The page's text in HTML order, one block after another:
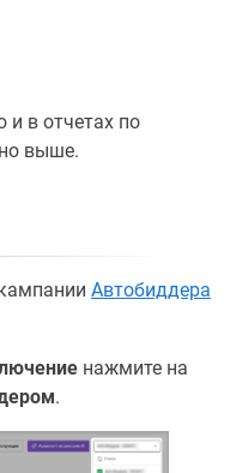
и в отчетах по
выше.
Автобиддера
нажмите на
.